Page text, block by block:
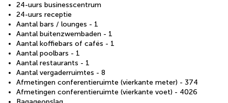
24-uurs businesscentrum
24-uurs receptie
Aantal bars / lounges - 1
Aantal buitenzwembaden - 1
Aantal koffiebars of cafés - 1
Aantal poolbars - 1
Aantal restaurants - 1
Aantal vergaderruimtes - 8
Afmetingen conferentieruimte (vierkante meter) - 374
Afmetingen conferentieruimte (vierkante voet) - 4026